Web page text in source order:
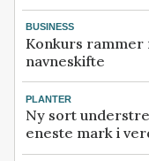
BUSINESS
Konkurs
navneskifte
PLANTER
Ny sort
eneste mark i